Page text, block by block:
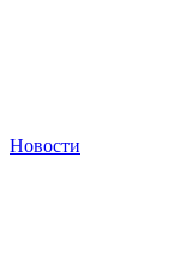
Новости